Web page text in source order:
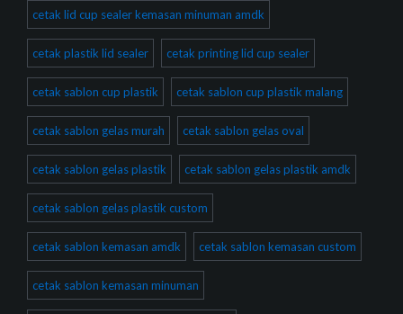
cetak lid cup sealer kemasan minuman amdk
cetak plastik lid sealer cetak printing lid cup sealer
cetak sablon cup plastik cetak sablon cup plastik malang
cetak sablon gelas murah cetak sablon gelas oval
cetak sablon gelas plastik cetak sablon gelas plastik amdk
cetak sablon gelas plastik custom
cetak sablon kemasan amdk cetak sablon kemasan custom
cetak sablon kemasan minuman